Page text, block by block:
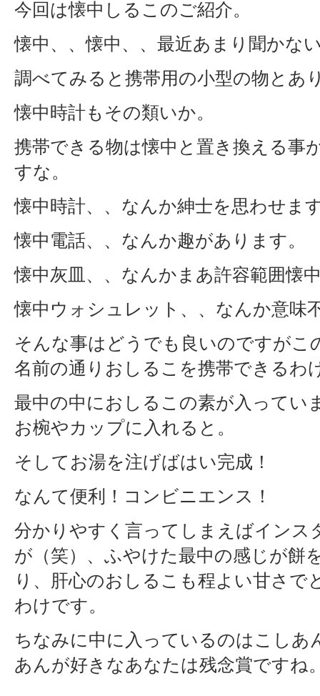
今回は懐中しるこのご紹介。
懐中、、懐中、、最近あまり聞かな
調べてみると携帯用の小型の物とあ
懐中時計もその類いか。
携帯できる物は懐中と置き換える事
すな。
懐中時計、、なんか紳士を思わせま
懐中電話、、なんか趣があります。
懐中灰皿、、なんかまあ許容範囲懐
懐中ウォシュレット、、なんか意味
そんな事はどうでも良いのですがこ
名前の通りおしるこを携帯できるわ
最中の中におしるこの素が入ってい
お椀やカップに入れると。
そしてお湯を注げばはい完成！
なんて便利！コンビニエンス！
分かりやすく言ってしまえばインス
が（笑）、ふやけた最中の感じが餅
り、肝心のおしるこも程よい甘さで
わけです。
ちなみに中に入っているのはこしあ
あんが好きなあなたは残念賞ですね